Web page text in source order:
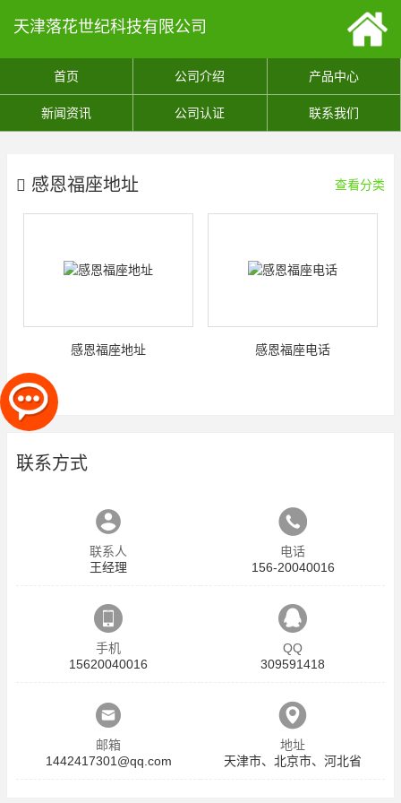
天津落花世纪科技有限公司
首页 公司介绍 产品中心
新闻资讯 公司认证 联系我们
感恩福座地址 查看分类
感恩福座地址 感恩福座电话
联系方式
联系人
王经理
电话
156-20040016
手机
15620040016
QQ
309591418
邮箱
1442417301@qq.com
地址
天津市、北京市、河北省